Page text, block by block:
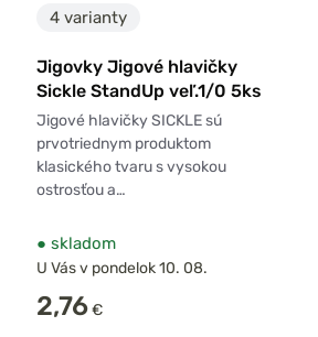
4 varianty
Jigovky Jigové hlavičky
Sickle StandUp veľ.1/0 5ks
Jigové hlavičky SICKLE sú
prvotriednym produktom
klasického tvaru s vysokou
ostrosťou a…
● skladom
U Vás v pondelok 10. 08.
2,76€